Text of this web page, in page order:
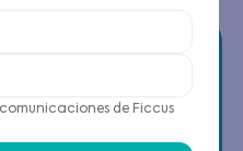
de Ficcus